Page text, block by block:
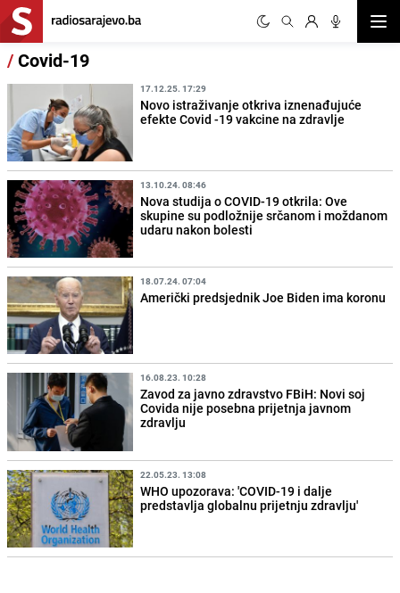
/Covid-19
17.12.25. 17:29
Novo istraživanje otkriva iznenađujuće
efekte Covid -19 vakcine na zdravlje
13.10.24. 08:46
Nova studija o COVID-19 otkrila: Ove
skupine su podložnije srčanom i moždanom
udaru nakon bolesti
18.07.24. 07:04
Američki predsjednik Joe Biden ima koronu
16.08.23. 10:28
Zavod za javno zdravstvo FBiH: Novi soj
Covida nije posebna prijetnja javnom
zdravlju
22.05.23. 13:08
WHO upozorava: 'COVID-19 i dalje
predstavlja globalnu prijetnju zdravlju'